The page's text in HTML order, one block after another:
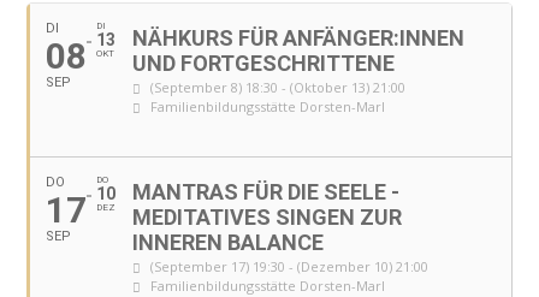
DI
08
SEP
DI
13
OKT
NÄHKURS FÜR ANFÄNGER:INNEN
UND FORTGESCHRITTENE
(September 8) 18:30 - (Oktober 13) 21:00
Familienbildungsstätte Dorsten-Marl
DO
17
SEP
DO
10
DEZ
MANTRAS FÜR DIE SEELE -
MEDITATIVES SINGEN ZUR
INNEREN BALANCE
(September 17) 19:30 - (Dezember 10) 21:00
Familienbildungsstätte Dorsten-Marl